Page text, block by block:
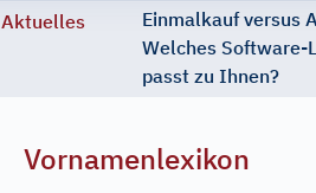
Aktuelles
Einmalkauf versus
Welches Software-
passt zu Ihnen?
Vornamenlexikon